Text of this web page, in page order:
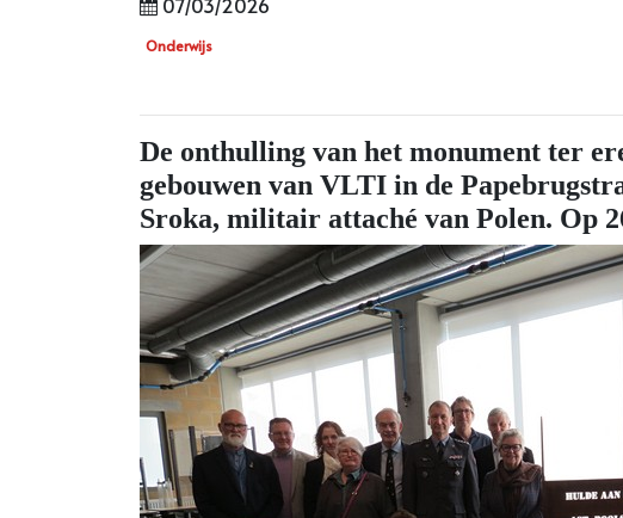
Onderwijs
De onthulling van het monument ter
gebouwen van VLTI in de
Sroka, militair attaché van Polen. Op